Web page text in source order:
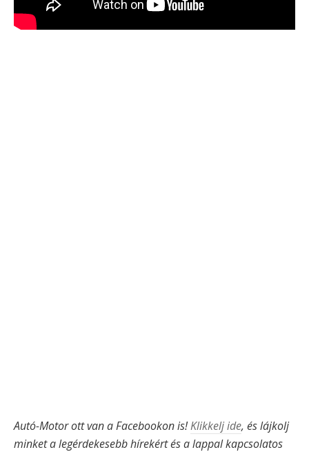
Autó-Motor ott van a Facebookon is!Klikkelj ide, és lájkolj
minket a legérdekesebb hírekért és a lappal kapcsolatos